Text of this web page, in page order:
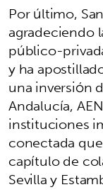
Por último,
agradeciendo
público-
y ha
una inversión
Andalucía,
instituciones
conectada
capítulo de
Sevilla y